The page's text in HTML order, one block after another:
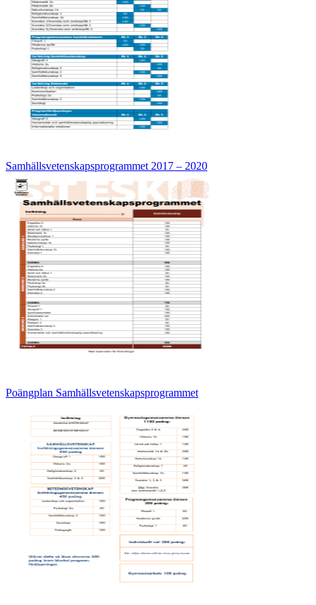
Samhällsvetenskapsprogrammet 2017 – 2020
Poängplan Samhällsvetenskapsprogrammet